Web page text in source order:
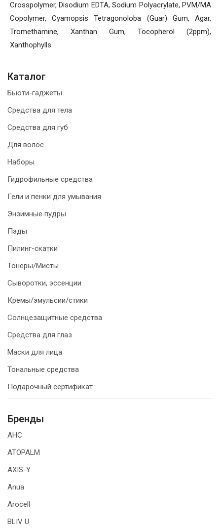
Crosspolymer, Disodium EDTA, Sodium Polyacrylate, PVM/MA
Copolymer, Cyamopsis Tetragonoloba (Guar) Gum, Agar,
Tromethamine, Xanthan Gum, Tocopherol (2ppm),
Xanthophylls
Каталог
Бьюти-гаджеты
Средства для тела
Средства для губ
Для волос
Наборы
Гидрофильные средства
Гели и пенки для умывания
Энзимные пудры
Пэды
Пилинг-скатки
Тонеры/Мисты
Сыворотки, эссенции
Кремы/эмульсии/стики
Солнцезащитные средства
Средства для глаз
Маски для лица
Тональные средства
Подарочный сертификат
Бренды
AHC
ATOPALM
AXIS-Y
Anua
Arocell
BLIV U